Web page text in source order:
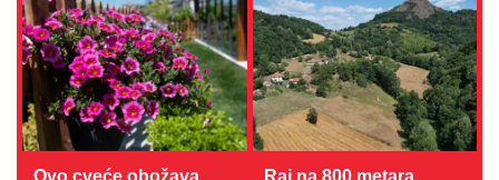
Ovo cveće obožava
Raj na 800 metara